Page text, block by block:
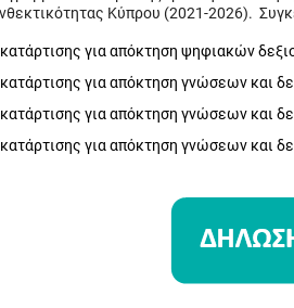
Κύπρου (2021-2026).
για απόκτηση ψηφιακών
για απόκτηση γνώσεων και
για απόκτηση γνώσεων και
για απόκτηση γνώσεων και